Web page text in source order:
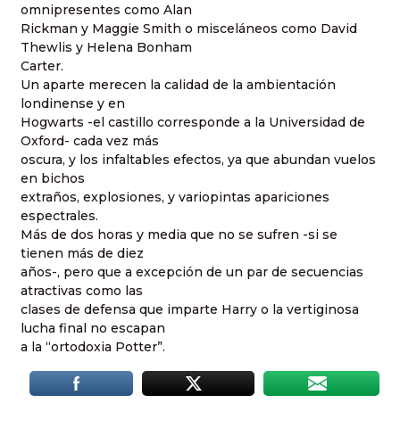
omnipresentes como Alan
Rickman y Maggie Smith o misceláneos como David
Thewlis y Helena Bonham
Carter.
Un aparte merecen la calidad de la ambientación
londinense y en
Hogwarts -el castillo corresponde a la Universidad de
Oxford- cada vez más
oscura, y los infaltables efectos, ya que abundan vuelos
en bichos
extraños, explosiones, y variopintas apariciones
espectrales.
Más de dos horas y media que no se sufren -si se
tienen más de diez
años-, pero que a excepción de un par de secuencias
atractivas como las
clases de defensa que imparte Harry o la vertiginosa
lucha final no escapan
a la “ortodoxia Potter”.